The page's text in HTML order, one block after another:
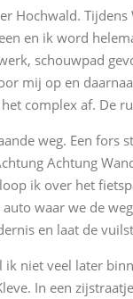
Hochwald.
en ik word
schouwpad
mij op en
complex af. De
weg. Een fors
Achtung
ik over het
waar we de
en laat de
niet veel later
In een